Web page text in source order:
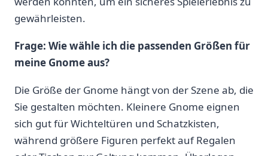
gewährleisten.
Frage: Wie ​wähle ich die ⁤passenden Größen für
meine Gnome aus?
Die Größe​ der Gnome hängt von⁣ der Szene ab,‌ die
Sie gestalten möchten. Kleinere Gnome‍ eignen‌
sich gut für Wichteltüren und Schatzkisten,‌
während größere Figuren perfekt auf Regalen